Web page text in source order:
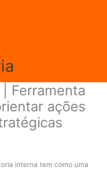
Ferramenta
ações
interna tem como uma